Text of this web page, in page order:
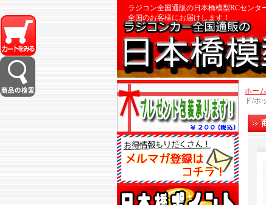
ラジコン全国通販の日本橋模型RCセン
全国のお客様にお届けします！
ホーム
ド/ホ